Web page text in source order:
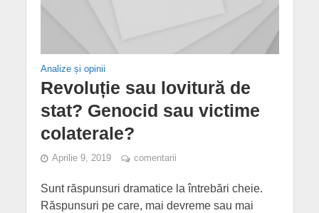
Analize și opinii
Revoluție sau lovitură de
stat? Genocid sau victime
colaterale?
Aprilie 9, 2019 comentarii
Sunt răspunsuri dramatice la întrebări cheie.
Răspunsuri pe care, mai devreme sau mai